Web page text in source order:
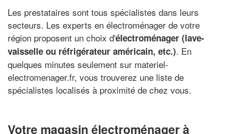
Les prestataires sont tous spécialistes dans leurs
secteurs. Les experts en électroménager de votre
région proposent un choix d'électroménager (lave-
vaisselle ou réfrigérateur américain, etc.). En
quelques minutes seulement sur materiel-
electromenager.fr, vous trouverez une liste de
spécialistes localisés à proximité de chez vous.
Votre magasin électroménager à